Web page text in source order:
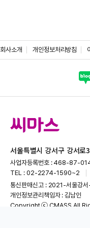
회사소개 개인정보처리방침
서울특별시 강서구 강서
사업자등록번호 : 468-87-
TEL : 02-2274-1590~2
통신판매신고 : 2021-서울강
개인정보관리책임자 : 김남인
Copyright ⓒ CMASS All